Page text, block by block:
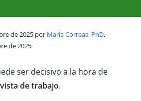
de 2025 por María Correas, PhD.
de 2025
ser decisivo a la hora de
de trabajo.